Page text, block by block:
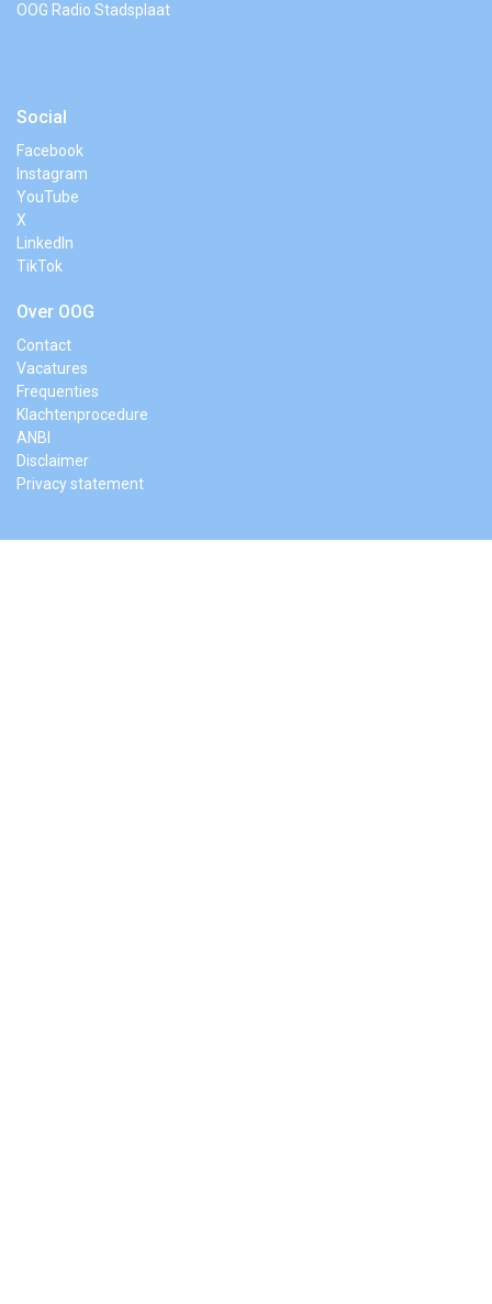
OOG Radio Stadsplaat
Social
Facebook
Instagram
YouTube
X
LinkedIn
TikTok
Over OOG
Contact
Vacatures
Frequenties
Klachtenprocedure
ANBI
Disclaimer
Privacy statement